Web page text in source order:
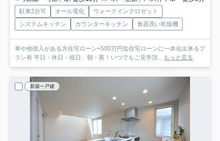
駐車2台可 オール電化
ウォークインクロゼット
システムキッチン
カウンターキッチン 食器洗い乾燥機
車や他借入がある方住宅ローン+500万円迄住宅ローンに一本化出来るプ
ラン有 平日・休日・祝日、朝・夜！いつでもご見学頂... もっと見る
新築一戸建